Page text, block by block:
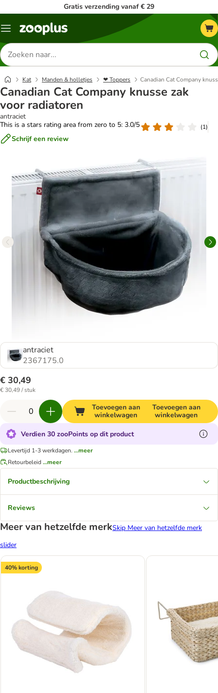
Gratis verzending vanaf € 29
Menu
Zoeken
naar
producten
Kat Manden & holletjes ❤ Toppers Canadian Cat Company
Canadian Cat Company knusse zak
voor radiatoren
antraciet
This is a stars rating area from zero to 5: 3.0/5
(1)
Schrijf een review
antraciet
2367175.0
€ 30,49
€ 30,49 / stuk
Toevoegen aan
winkelwagen
Toevoegen aan
winkelwagen
Verdien 30 zooPoints op dit product
Levertijd 1-3 werkdagen. ...meer
Retourbeleid ...meer
Productbeschrijving
Reviews
Meer van hetzelfde merkSkip Meer van hetzelfde merk
slider
40% korting